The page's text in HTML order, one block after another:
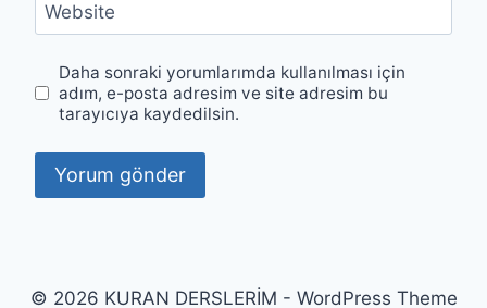
Website
Daha sonraki yorumlarımda kullanılması için
adım, e-posta adresim ve site adresim bu
tarayıcıya kaydedilsin.
© 2026 KURAN DERSLERİM - WordPress Theme